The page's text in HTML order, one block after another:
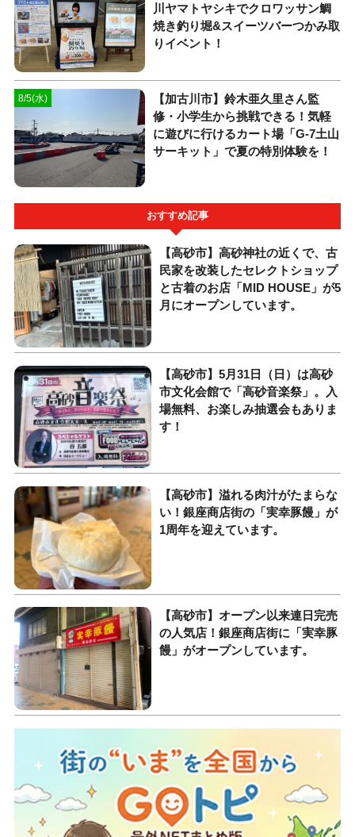
川ヤマトヤシキでクロワッサン鯛
焼き釣り堀&スイーツバーつかみ取
りイベント！
8/5(水)
【加古川市】鈴木亜久里さん監
修・小学生から挑戦できる！気軽
に遊びに行けるカート場「G-7土山
サーキット」で夏の特別体験を！
おすすめ記事
【高砂市】高砂神社の近くで、古
民家を改装したセレクトショップ
と古着のお店「MID HOUSE」が5
月にオープンしています。
【高砂市】5月31日（日）は高砂
市文化会館で「高砂音楽祭」。入
場無料、お楽しみ抽選会もありま
す！
【高砂市】溢れる肉汁がたまらな
い！銀座商店街の「実幸豚饅」が
1周年を迎えています。
【高砂市】オープン以来連日完売
の人気店！銀座商店街に「実幸豚
饅」がオープンしています。